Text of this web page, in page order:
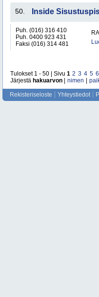
50. Inside
Puh. (016) 316 410
Puh. 0400 923 431
Faksi (016) 314 481
Tulokset 1 - 50 | Sivu 1 2 3 4 5 6
Järjestä hakuarvon nimen
Rekisteriseloste Yhteystiedot